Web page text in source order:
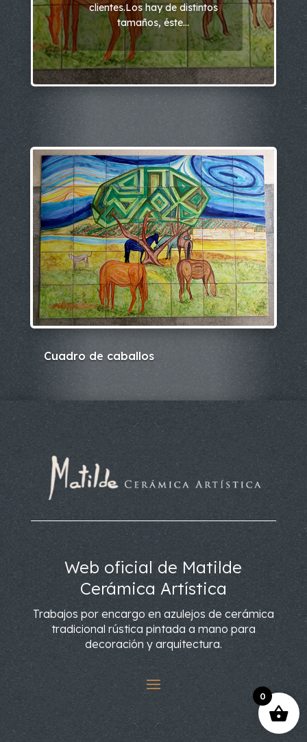
clientes.Los hay de distintos
tamaños, éste...
Cuadro de caballos
Web oficial de Matilde
Cerámica Artística
Trabajos por encargo en azulejos de cerámica
tradicional rústica pintada a mano para
decoración y arquitectura.
0